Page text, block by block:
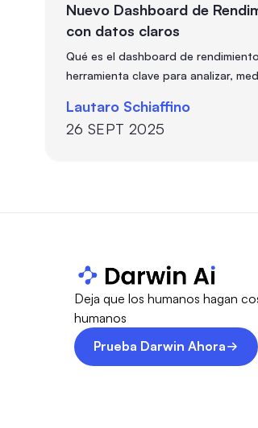
Nuevo Dashboard de
con datos claros
Qué es el dashboard de
herramienta clave para analizar,
Lautaro Schiaffino
26 SEPT 2025
Deja que los humanos hagan
humanos
Prueba Darwin Ahora